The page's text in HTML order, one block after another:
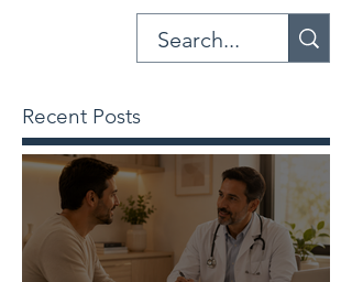
Recent Posts